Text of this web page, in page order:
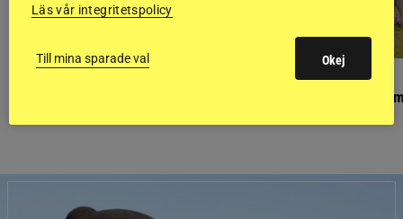
GÄSTBLOGGEN
Finaldag med
Läs vår integritetspolicy
Till mina sparade val Okej